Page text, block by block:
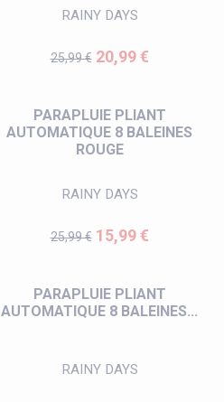
RAINY DAYS
Prix de base
25,99 € Prix
20,99 €
PARAPLUIE PLIANT
AUTOMATIQUE 8 BALEINES
ROUGE
RAINY DAYS
Prix de base
25,99 € Prix
15,99 €
PARAPLUIE PLIANT
AUTOMATIQUE 8 BALEINES...
RAINY DAYS